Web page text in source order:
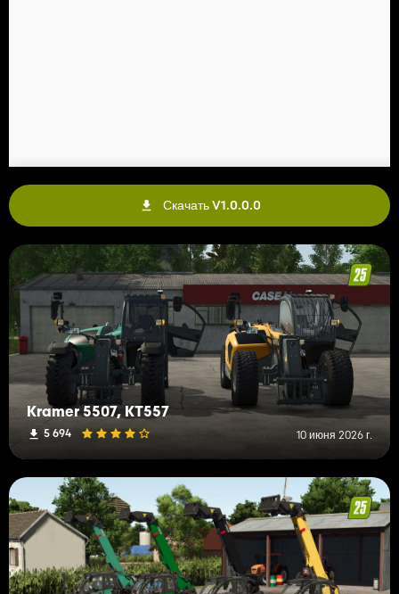
Скачать V1.0.0.0
Kramer 5507, KT557
5 694 10 июня 2026 г.